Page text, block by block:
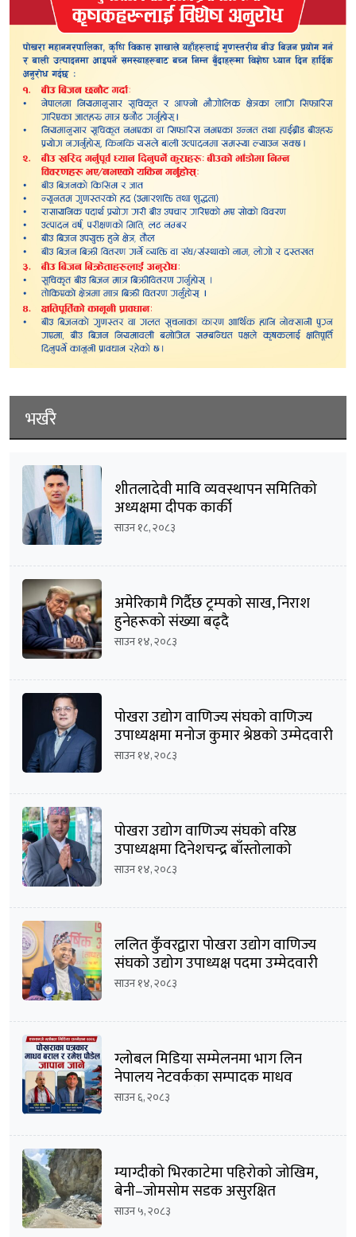
भर्खरै
शीतलादेवी मावि व्यवस्थापन समितिको
अध्यक्षमा दीपक कार्की
साउन १८, २०८३
अमेरिकामै गिर्दैछ ट्रम्पको साख, निराश
हुनेहरूको संख्या बढ्दै
साउन १४, २०८३
पोखरा उद्योग वाणिज्य संघको वाणिज्य
उपाध्यक्षमा मनोज कुमार श्रेष्ठको उम्मेदवारी
घोषणा
साउन १४, २०८३
पोखरा उद्योग वाणिज्य संघको वरिष्ठ
उपाध्यक्षमा दिनेशचन्द्र बाँस्तोलाको
उम्मेदवारी घोषणा
साउन १४, २०८३
ललित कुँवरद्वारा पोखरा उद्योग वाणिज्य
संघको उद्योग उपाध्यक्ष पदमा उम्मेदवारी
घोषणा
साउन १४, २०८३
ग्लोबल मिडिया सम्मेलनमा भाग लिन
नेपालय नेटवर्कका सम्पादक माधव
बराल सहित पौडेल जापान प्रस्थान
साउन ६, २०८३
म्याग्दीको भिरकाटेमा पहिरोको जोखिम,
बेनी–जोमसोम सडक असुरक्षित
साउन ५, २०८३